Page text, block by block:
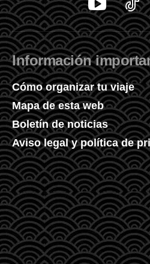
Información
Cómo organizar tu viaje
Mapa de esta web
Boletín de noticias
Aviso legal y política de